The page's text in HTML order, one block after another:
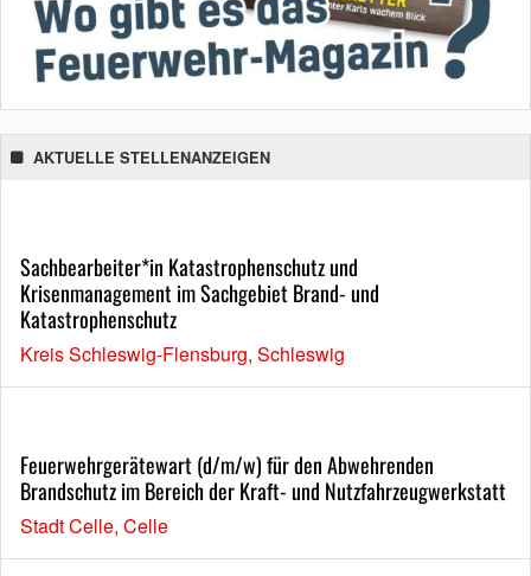
AKTUELLE STELLENANZEIGEN
Sachbearbeiter*in Katastrophenschutz und
Krisenmanagement im Sachgebiet Brand- und
Katastrophenschutz
Kreis Schleswig-Flensburg, Schleswig
Feuerwehrgerätewart (d/m/w) für den Abwehrenden
Brandschutz im Bereich der Kraft- und Nutzfahrzeugwerkstatt
Stadt Celle, Celle